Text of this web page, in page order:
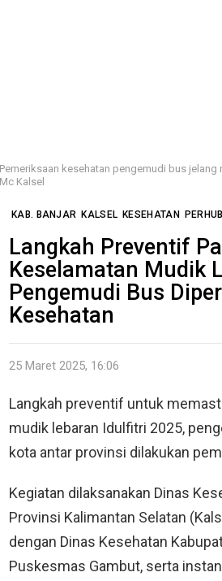
Pemeriksaan kesehatan pengemudi bus jelang
Mc Kalsel
KAB. BANJAR KALSEL KESEHATAN
Langkah Preventif
Keselamatan Mudik
Pengemudi Bus
Kesehatan
25 Maret 2025, 16:06
Langkah preventif untuk
mudik lebaran Idulfitri 2025,
kota antar provinsi dilakukan
Kegiatan dilaksanakan Dinas
Provinsi Kalimantan Selatan
dengan Dinas Kesehatan
Puskesmas Gambut, serta